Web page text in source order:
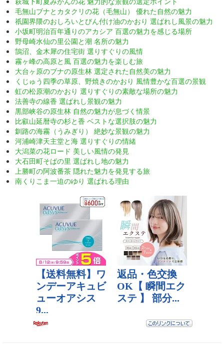
毛無山ブナとカタクリの花（毛無山） 優れた自然の魅力
祇園界隈のおしろいとびん付け油のかおり 選ばれし風景の魅力
小坂町明治百年通りのアカシア 百選の魅力を感じる場所
野母崎水仙の里公園と潮 名所の魅力
鵠沼、金木犀の住宅街 選りすぐりの風情
霧ヶ峰の高原と風 百選の魅力を楽しむ旅
大台ヶ原のブナの原生林 選定された自然美の魅力
くじゅう四季の草原、野焼きのかおり 風情豊かな百選の景観
虹の松原潮のかおり 選りすぐりの素敵な場所の魅力
法善寺の線香 選ばれし景観の魅力
黒部峡谷の原生林 自然の魅力が息づく情景
比叡山延暦寺の杉と香 ベストな選択肢の魅力
釧路の海霧（うみぎり） 絶妙な景観の魅力
河浦崎津天主堂と海 選りすぐりの情緒
大潟菜の花ロード 美しい風情の発見
大石田町そばの里 選ばれし地の魅力
上勝町の阿波番茶 隠れた魅力を発見する旅
南くりこま一迫のゆり 選ばれる理由